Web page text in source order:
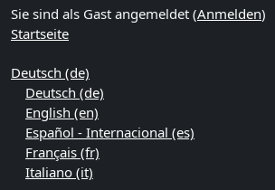
Sie sind als Gast angemeldet (Anmelden)
Startseite
Deutsch ‎(de)‎
Deutsch ‎(de)‎
English ‎(en)‎
Español - Internacional ‎(es)‎
Français ‎(fr)‎
Italiano ‎(it)‎